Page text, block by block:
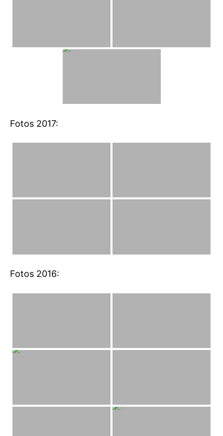
Fotos 2017:
Fotos 2016: